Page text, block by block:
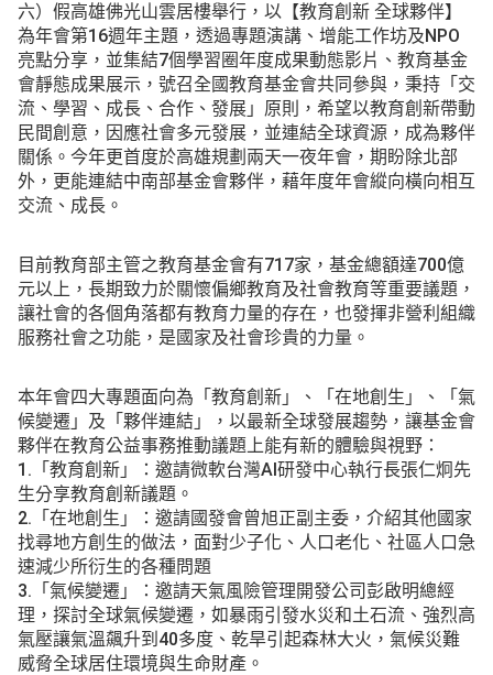
六）假高雄佛光山雲居樓舉行，以【教育創新 全球夥伴】
為年會第16週年主題，透過專題演講、增能工作坊及NPO
亮點分享，並集結7個學習圈年度成果動態影片、教育基金
會靜態成果展示，號召全國教育基金會共同參與，秉持「交
流、學習、成長、合作、發展」原則，希望以教育創新帶動
民間創意，因應社會多元發展，並連結全球資源，成為夥伴
關係。今年更首度於高雄規劃兩天一夜年會，期盼除北部
外，更能連結中南部基金會夥伴，藉年度年會縱向橫向相互
交流、成長。
目前教育部主管之教育基金會有717家，基金總額達700億
元以上，長期致力於關懷偏鄉教育及社會教育等重要議題，
讓社會的各個角落都有教育力量的存在，也發揮非營利組織
服務社會之功能，是國家及社會珍貴的力量。
本年會四大專題面向為「教育創新」、「在地創生」、「氣
候變遷」及「夥伴連結」，以最新全球發展趨勢，讓基金會
夥伴在教育公益事務推動議題上能有新的體驗與視野：
1.「教育創新」：邀請微軟台灣AI研發中心執行長張仁炯先
生分享教育創新議題。
2.「在地創生」：邀請國發會曾旭正副主委，介紹其他國家
找尋地方創生的做法，面對少子化、人口老化、社區人口急
速減少所衍生的各種問題
3.「氣候變遷」：邀請天氣風險管理開發公司彭啟明總經
理，探討全球氣候變遷，如暴雨引發水災和土石流、強烈高
氣壓讓氣溫飆升到40多度、乾旱引起森林大火，氣候災難
威脅全球居住環境與生命財產。